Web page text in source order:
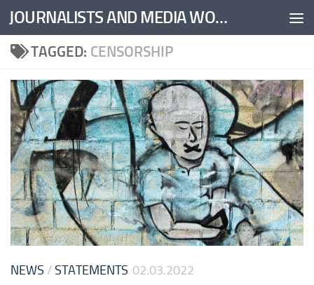
Skip to content JOURNALISTS AND MEDIA WORKERS UNITED
TAGGED: CENSORSHIP
NEWS / STATEMENTS 02.03.2022